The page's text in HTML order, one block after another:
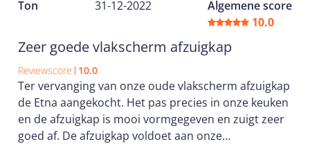
Ton 31-12-2022
Algemene score
10.0
Zeer goede vlakscherm afzuigkap
Reviewscore 10.0
Ter vervanging van onze oude vlakscherm afzuigkap
de Etna aangekocht. Het pas precies in onze keuken
en de afzuigkap is mooi vormgegeven en zuigt zeer
goed af. De afzuigkap voldoet aan onze